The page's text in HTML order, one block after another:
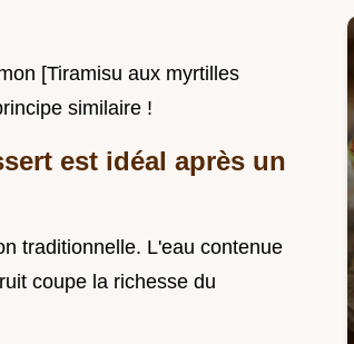
[Tiramisu aux myrtilles
similaire !
est idéal après un
traditionnelle. L'eau contenue
coupe la richesse du